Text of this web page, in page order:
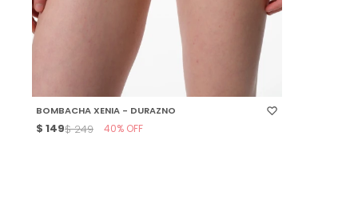
SELECCIONAR TALLE
BOMBACHA XENIA - DURAZNO
$ 149$ 249 40